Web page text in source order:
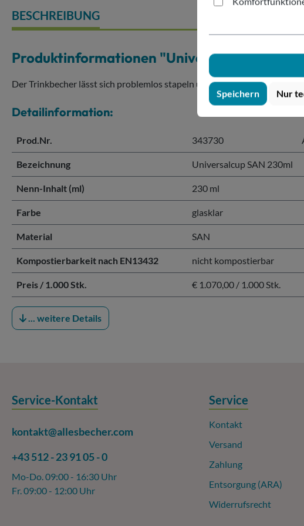
BESCHREIBUNG
Produktinformationen "Universalcup SAN
Der Trinkbecher lässt sich problemlos stapeln und handhaben. SAN-
Detailinformation:
Prod.Nr. 343730
Bezeichnung Universalcup SAN 230ml
Nenn-Inhalt (ml) 230 ml
Farbe glasklar
Material SAN
Kompostierbarkeit nach EN13432 nicht kompostierbar
Preis / 1.000 Stk. € 1.070,00 / 1.000 Stk.
... weitere Details
Service-Kontakt
kontakt@allesbecher.com
+43 512 - 23 91 05 - 0
Mo-Do. 09:00 - 16:30 Uhr
Fr. 09:00 - 12:00 Uhr
Service
Kontakt
Versand
Zahlung
Entsorgung (ARA)
Widerrufsrecht
Speichern Nur